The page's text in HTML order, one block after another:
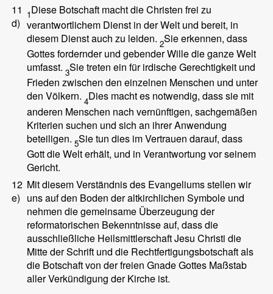
11
d)
1Diese Botschaft macht die Christen frei zu
verantwortlichem Dienst in der Welt und bereit, in
diesem Dienst auch zu leiden. 2Sie erkennen, dass
Gottes fordernder und gebender Wille die ganze Welt
umfasst. 3Sie treten ein für irdische Gerechtigkeit und
Frieden zwischen den einzelnen Menschen und unter
den Völkern. 4Dies macht es notwendig, dass sie mit
anderen Menschen nach vernünftigen, sachgemäßen
Kriterien suchen und sich an ihrer Anwendung
beteiligen. 5Sie tun dies im Vertrauen darauf, dass
Gott die Welt erhält, und in Verantwortung vor seinem
Gericht.
12
e)
Mit diesem Verständnis des Evangeliums stellen wir
uns auf den Boden der altkirchlichen Symbole und
nehmen die gemeinsame Überzeugung der
reformatorischen Bekenntnisse auf, dass die
ausschließliche Heilsmittlerschaft Jesu Christi die
Mitte der Schrift und die Rechtfertigungsbotschaft als
die Botschaft von der freien Gnade Gottes Maßstab
aller Verkündigung der Kirche ist.